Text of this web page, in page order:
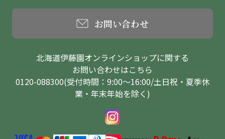
お問い合わせ
北海道伊藤園オンラインショップに関する
お問い合わせはこちら
0120-088300(受付時間：9:00～16:00/土日祝・夏季休
業・年末年始を除く)